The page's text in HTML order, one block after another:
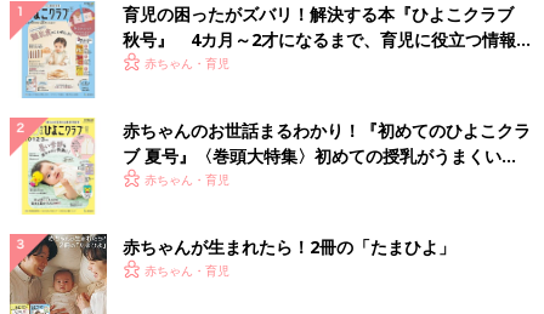
ックとグレーのカーディガンを重ね着しているようなデザイン
で、1枚でトレンドコーデが完成するとのこと♪ おなかをチラ見
せする着こなしがおすすめなんだとか◎
初夏まで使える！透かし編みが可愛いカーディガン
育児の困ったがズバリ！解決する本『ひよこクラブ
秋号』 4カ月～2才になるまで、育児に役立つ情報が
いっぱい！
赤ちゃん・育児
赤ちゃんのお世話まるわかり！『初めてのひよこクラ
ブ 夏号』〈巻頭大特集〉初めての授乳がうまくい
く！ おっぱい・ミルクの基本と夏のトラブル 解決テ
赤ちゃん・育児
赤ちゃんが生まれたら！2冊の「たまひよ」
赤ちゃん・育児